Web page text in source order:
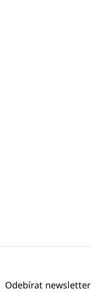
Z
Odebírat newsletter